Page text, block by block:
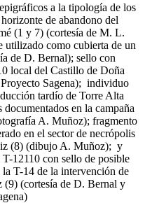
a la tipología de los
de abandono del
(1 y 7) (cortesía de M. L.
como cubierta de un
de D. Bernal); sello con
local del Castillo de Doña
Sagena); individuo
tardío de Torre Alta
en la campaña
A. Muñoz); fragmento
en el sector de necrópolis
(8) (dibujo A. Muñoz); y
12110 con sello de posible
T-14 de la intervención de
(9) (cortesía de D. Bernal y